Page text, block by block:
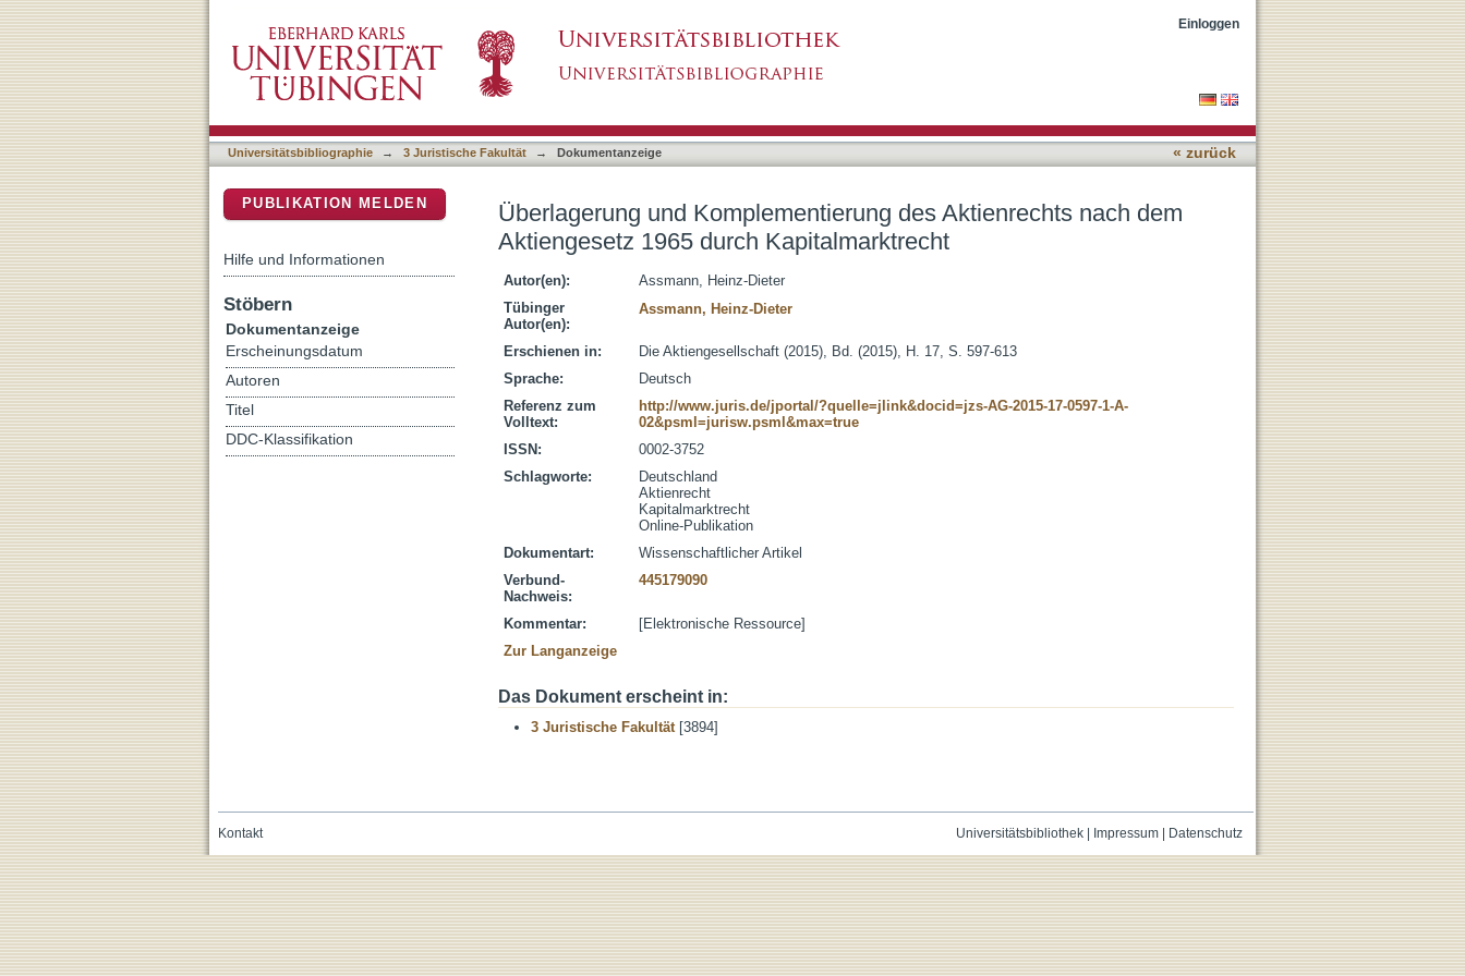
Kapitalmarktrecht
Einloggen
Universitätsbibliographie → 3 Juristische Fakultät → Dokumentanzeige « zurück
Überlagerung und Komplementierung des Aktienrechts nach dem
Aktiengesetz 1965 durch Kapitalmarktrecht
Autor(en):
Assmann, Heinz-Dieter
Tübinger
Autor(en):
Assmann, Heinz-Dieter
Erschienen in:
Die Aktiengesellschaft (2015), Bd. (2015), H. 17, S. 597-613
Sprache:
Deutsch
Referenz zum
Volltext:
http://www.juris.de/jportal/?quelle=jlink&docid=jzs-AG-2015-17-0597-1-A-
02&psml=jurisw.psml&max=true
ISSN:
0002-3752
Schlagworte:
Deutschland
Aktienrecht
Kapitalmarktrecht
Online-Publikation
Dokumentart:
Wissenschaftlicher Artikel
Verbund-
Nachweis:
445179090
Kommentar:
[Elektronische Ressource]
Zur Langanzeige
Das Dokument erscheint in:
3 Juristische Fakultät[3894]
PUBLIKATION MELDEN
Hilfe und Informationen
Stöbern
Dokumentanzeige
Erscheinungsdatum
Autoren
Titel
DDC-Klassifikation
Universitätsbibliothek| Impressum| Datenschutz
Kontakt